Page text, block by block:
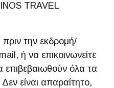
TRAVEL
την εκδρομή/
ή να επικοινωνείτε
επιβεβαιωθούν όλα τα
είναι απαραίτητο,